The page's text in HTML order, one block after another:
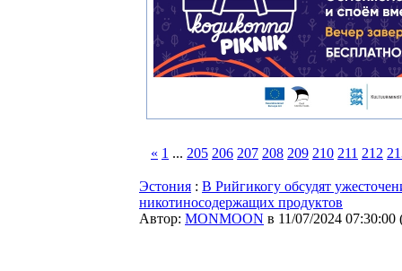
« 1 ... 205 206 207 208 209 210 211 212
Эстония : В Рийгикогу обсудят
никотиносодержащих продуктов
Автор: MONMOON в 11/07/2024 07:30:00